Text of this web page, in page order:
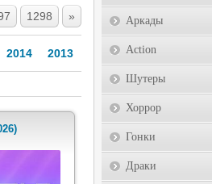
1298 »
2014 2013
Аркады
Action
Шутеры
Хоррор
Гонки
Драки